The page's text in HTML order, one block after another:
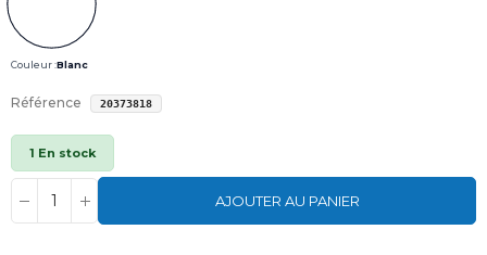
Couleur :Blanc
Référence 20373818
1 En stock
AJOUTER AU PANIER